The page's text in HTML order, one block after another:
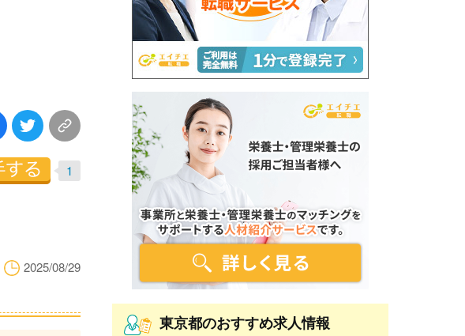
1
2025/08/29
東京都のおすすめ求人情報